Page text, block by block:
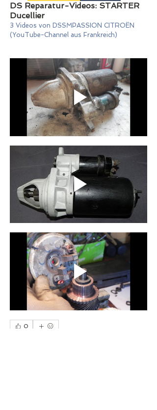
DS Reparatur-Videos: STARTER
Ducellier
3 Videos von DSSMPASSION CITROËN
(YouTube-Channel aus Frankreich)
0